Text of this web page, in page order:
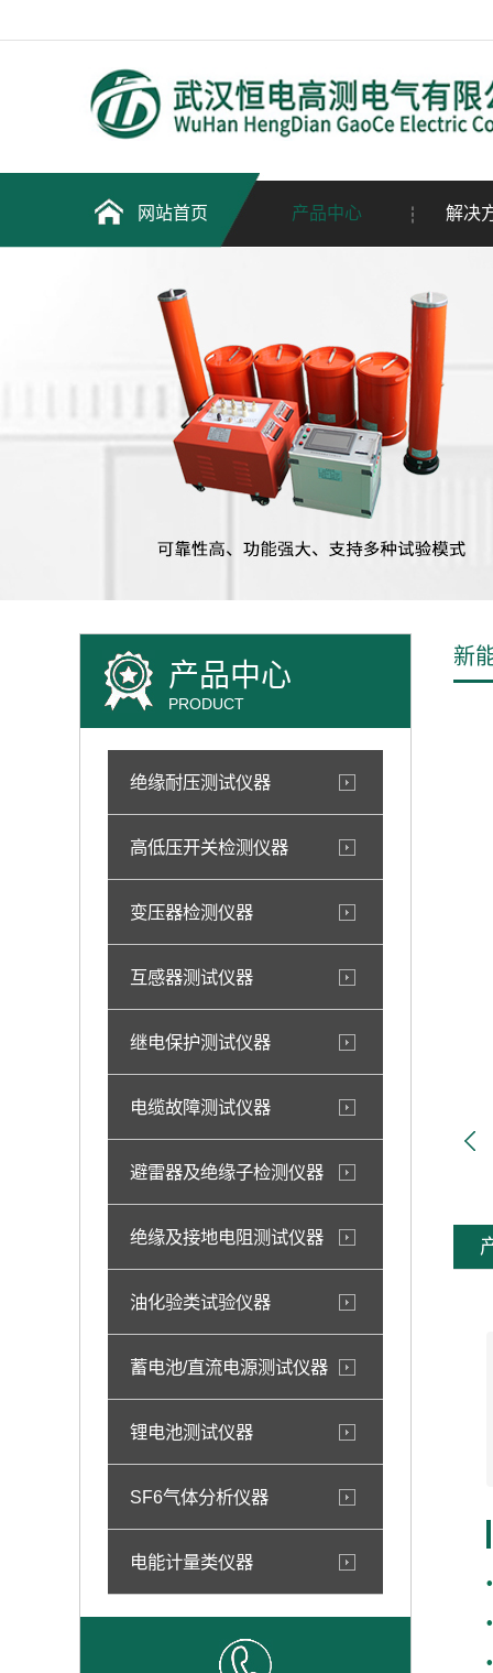
网站首页 产品中心 解决
产品中心
PRODUCT
绝缘耐压测试仪器
高低压开关检测仪器
变压器检测仪器
互感器测试仪器
继电保护测试仪器
电缆故障测试仪器
避雷器及绝缘子检测仪器
绝缘及接地电阻测试仪器
油化验类试验仪器
蓄电池/直流电源测试仪器
锂电池测试仪器
SF6气体分析仪器
电能计量类仪器
新
•
•
•